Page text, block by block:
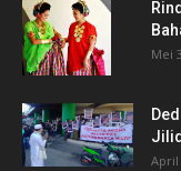
Mei
Jilid
April